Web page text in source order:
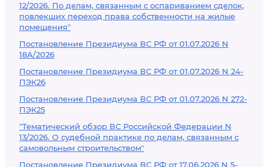
12/2026. По делам, связанным с оспариванием сделок,
повлекших переход права собственности на жилые
помещения"
Постановление Президиума ВС РФ от 01.07.2026 N
18А/2026
Постановление Президиума ВС РФ от 01.07.2026 N 24-
ПЭК26
Постановление Президиума ВС РФ от 01.07.2026 N 272-
ПЭК25
"Тематический обзор ВС Российской Федерации N
13/2026. О судебной практике по делам, связанным с
самовольным строительством"
Постановление Президиума ВС РФ от 17.06.2026 N 5-